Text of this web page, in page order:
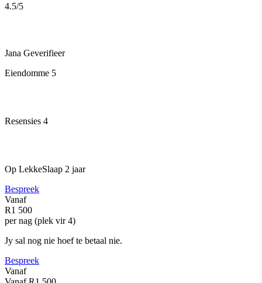
4.5/5
Jana Geverifieer
Eiendomme 5
Resensies 4
Op LekkeSlaap 2 jaar
Bespreek
Vanaf
R1 500
per nag (plek vir 4)
Jy sal nog nie hoef te betaal nie.
Bespreek
Vanaf